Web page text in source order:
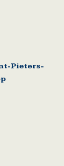
Pieters-